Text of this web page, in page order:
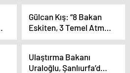
Gülcan Kış: “8 Bakan
Eskiten, 3 Temel Atma
Töreni Gerçekleştirilen
13 Yıldır Bitirilemedi.
Ulaştırma Bakanı
Uraloğlu, Şanlıurfa’da